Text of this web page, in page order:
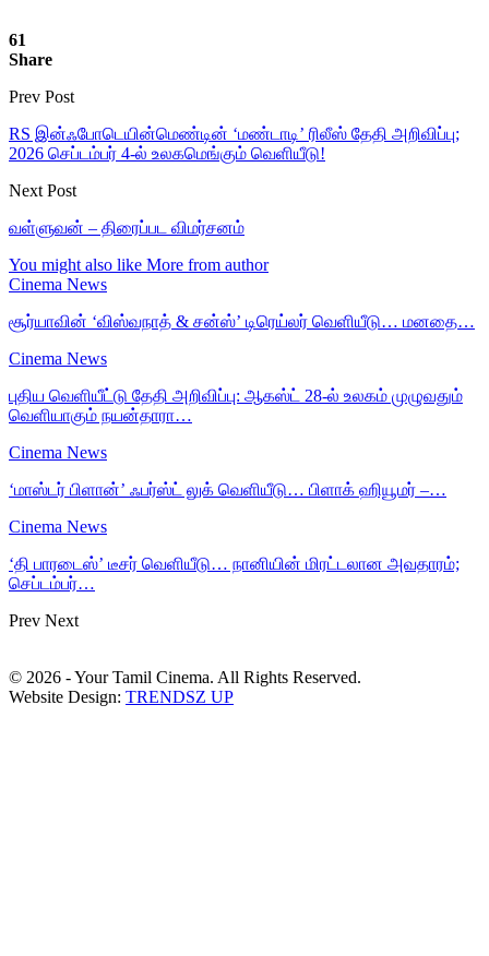
61
Share
Prev Post
RS இன்ஃபோடெயின்மெண்டின் ‘மண்டாடி’ ரிலீஸ் தேதி அறிவிப்பு;
2026 செப்டம்பர் 4-ல் உலகமெங்கும் வெளியீடு!
Next Post
வள்ளுவன் – திரைப்பட விமர்சனம்
You might also like More from author
Cinema News
சூர்யாவின் ‘விஸ்வநாத் & சன்ஸ்’ டிரெய்லர் வெளியீடு… மனதை…
Cinema News
புதிய வெளியீட்டு தேதி அறிவிப்பு: ஆகஸ்ட் 28-ல் உலகம் முழுவதும்
வெளியாகும் நயன்தாரா…
Cinema News
‘மாஸ்டர் பிளான்’ ஃபர்ஸ்ட் லுக் வெளியீடு… பிளாக் ஹியூமர் –…
Cinema News
‘தி பாரடைஸ்’ டீசர் வெளியீடு… நானியின் மிரட்டலான அவதாரம்;
செப்டம்பர்…
Prev Next
© 2026 - Your Tamil Cinema. All Rights Reserved.
Website Design: TRENDSZ UP